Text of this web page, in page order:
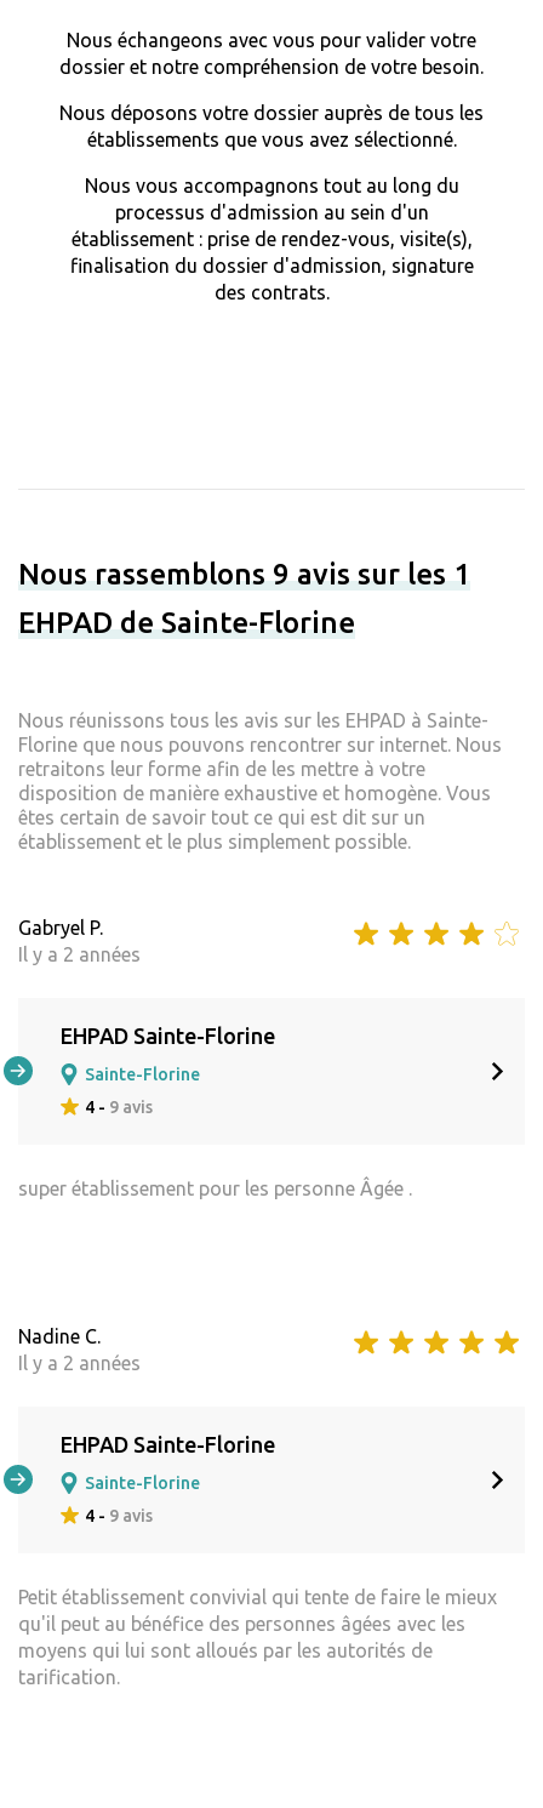
Nous échangeons avec vous pour valider votre
dossier et notre compréhension de votre besoin.
Nous déposons votre dossier auprès de tous les
établissements que vous avez sélectionné.
Nous vous accompagnons tout au long du
processus d'admission au sein d'un
établissement : prise de rendez-vous, visite(s),
finalisation du dossier d'admission, signature
des contrats.
Nous rassemblons 9 avis sur les 1
EHPAD de Sainte-Florine
Nous réunissons tous les avis sur les EHPAD à Sainte-
Florine que nous pouvons rencontrer sur internet. Nous
retraitons leur forme afin de les mettre à votre
disposition de manière exhaustive et homogène. Vous
êtes certain de savoir tout ce qui est dit sur un
établissement et le plus simplement possible.
Gabryel P.
Il y a 2 années
EHPAD Sainte-Florine
Sainte-Florine
4 - 9 avis
super établissement pour les personne Âgée .
Nadine C.
Il y a 2 années
EHPAD Sainte-Florine
Sainte-Florine
4 - 9 avis
Petit établissement convivial qui tente de faire le mieux
qu'il peut au bénéfice des personnes âgées avec les
moyens qui lui sont alloués par les autorités de
tarification.